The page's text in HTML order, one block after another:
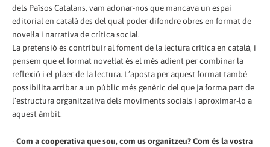
dels Països Catalans, vam adonar-nos que mancava un espai
editorial en català des del qual poder difondre obres en format de
novel·la i narrativa de crítica social.
La pretensió és contribuir al foment de la lectura crítica en català, i
pensem que el format novel·lat és el més adient per combinar la
reflexió i el plaer de la lectura. L’aposta per aquest format també
possibilita arribar a un públic més genèric del que ja forma part de
l’estructura organitzativa dels moviments socials i aproximar-lo a
aquest àmbit.
-Com a cooperativa que sou, com us organitzeu? Com és la vostra